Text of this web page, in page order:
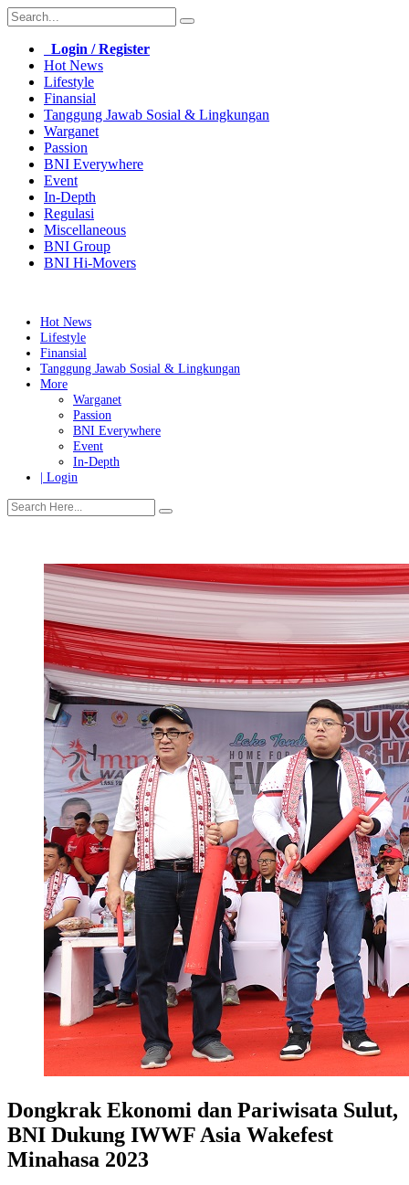
Login / Register
Hot News
Lifestyle
Finansial
Tanggung Jawab Sosial & Lingkungan
Warganet
Passion
BNI Everywhere
Event
In-Depth
Regulasi
Miscellaneous
BNI Group
BNI Hi-Movers
Hot News
Lifestyle
Finansial
Tanggung Jawab Sosial & Lingkungan
More
Warganet
Passion
Event
In-Depth
Dongkrak Ekonomi dan Pariwisata Sulut,
BNI Dukung IWWF Asia Wakefest
Minahasa 2023